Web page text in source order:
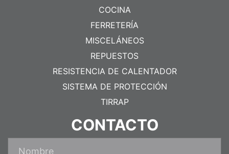
COCINA
FERRETERÍA
MISCELÁNEOS
REPUESTOS
RESISTENCIA DE CALENTADOR
SISTEMA DE PROTECCIÓN
TIRRAP
CONTACTO